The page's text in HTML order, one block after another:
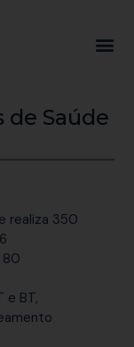
de Saúde
realiza 350
80
e BT,